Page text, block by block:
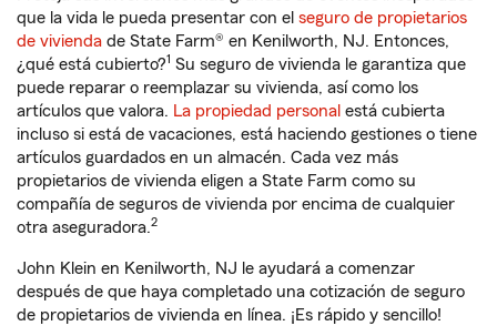
que la vida le pueda presentar con el seguro de propietarios
de vivienda de State Farm® en Kenilworth, NJ. Entonces,
¿qué está cubierto?1 Su seguro de vivienda le garantiza que
puede reparar o reemplazar su vivienda, así como los
artículos que valora. La propiedad personal está cubierta
incluso si está de vacaciones, está haciendo gestiones o tiene
artículos guardados en un almacén. Cada vez más
propietarios de vivienda eligen a State Farm como su
compañía de seguros de vivienda por encima de cualquier
otra aseguradora.2
John Klein en Kenilworth, NJ le ayudará a comenzar
después de que haya completado una cotización de seguro
de propietarios de vivienda en línea. ¡Es rápido y sencillo!